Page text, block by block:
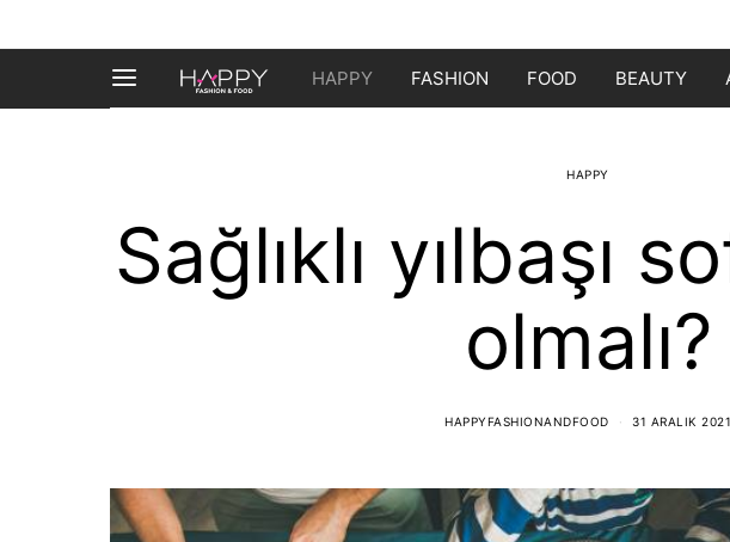
HAPPY FASHION FOOD BEAUTY
HAPPY
Sağlıklı yılbaşı
olmalı?
HAPPYFASHIONANDFOOD 31 ARALIK 2021